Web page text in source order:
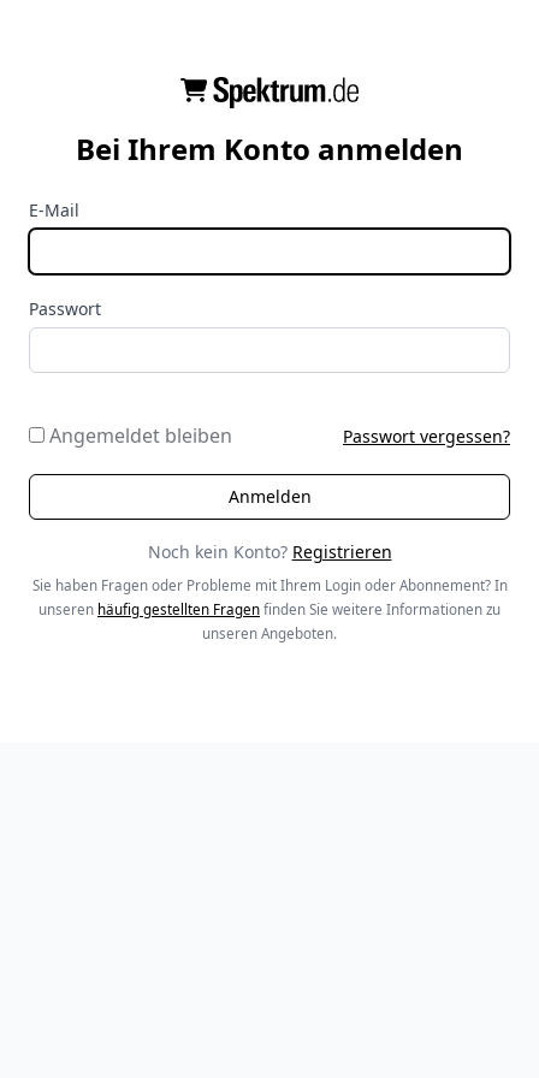
Bei Ihrem Konto anmelden
E-Mail
Passwort
Angemeldet bleiben Passwort vergessen?
Noch kein Konto? Registrieren
Sie haben Fragen oder Probleme mit Ihrem Login oder Abonnement? In
unseren häufig gestellten Fragen finden Sie weitere Informationen zu
unseren Angeboten.